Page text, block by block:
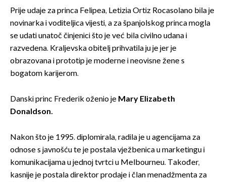
Prije udaje za princa Felipea, Letizia Ortiz Rocasolano bila je
novinarka i voditeljica vijesti, a za španjolskog princa mogla
se udati unatoč činjenici što je već bila civilno udana i
razvedena. Kraljevska obitelj prihvatila ju je jer je
obrazovana i prototip je moderne i neovisne žene s
bogatom karijerom.
Danski princ Frederik oženio je Mary Elizabeth
Donaldson.
Nakon što je 1995. diplomirala, radila je u agencijama za
odnose s javnošću te je postala vježbenica u marketingu i
komunikacijama u jednoj tvrtci u Melbourneu. Također,
kasnije je postala direktor prodaje i član menadžmenta za